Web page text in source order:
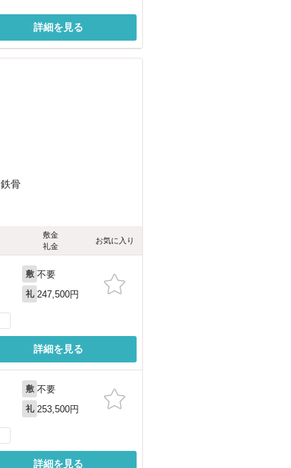
詳細を見る
鉄骨
敷金
礼金
お気に入り
敷 不要
礼 247,500円
詳細を見る
敷 不要
礼 253,500円
詳細を見る